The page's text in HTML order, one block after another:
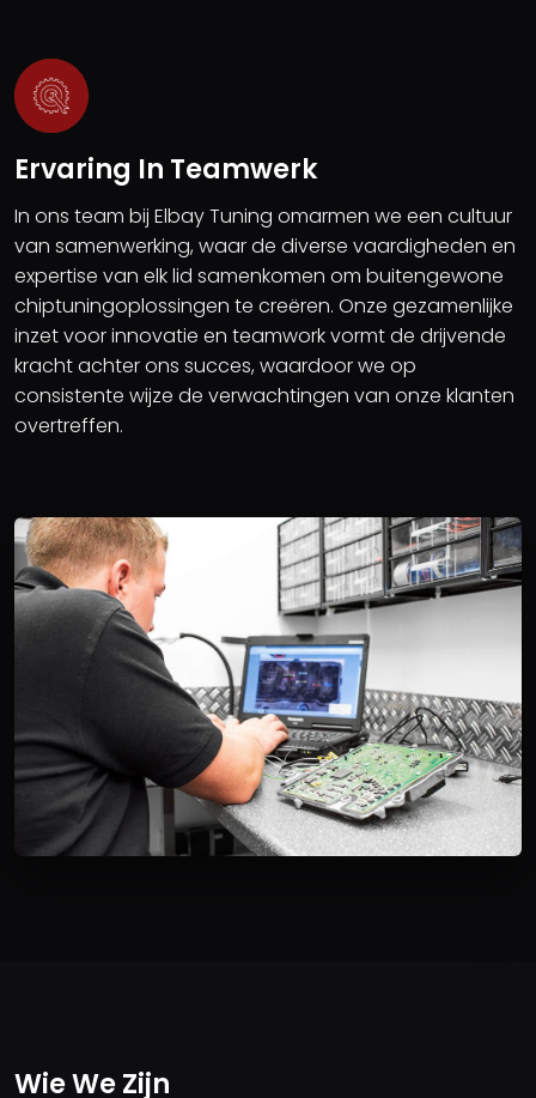
Ervaring In Teamwerk
In ons team bij Elbay Tuning omarmen we een cultuur
van samenwerking, waar de diverse vaardigheden en
expertise van elk lid samenkomen om buitengewone
chiptuningoplossingen te creëren. Onze gezamenlijke
inzet voor innovatie en teamwork vormt de drijvende
kracht achter ons succes, waardoor we op
consistente wijze de verwachtingen van onze klanten
overtreffen.
Wie We Zijn